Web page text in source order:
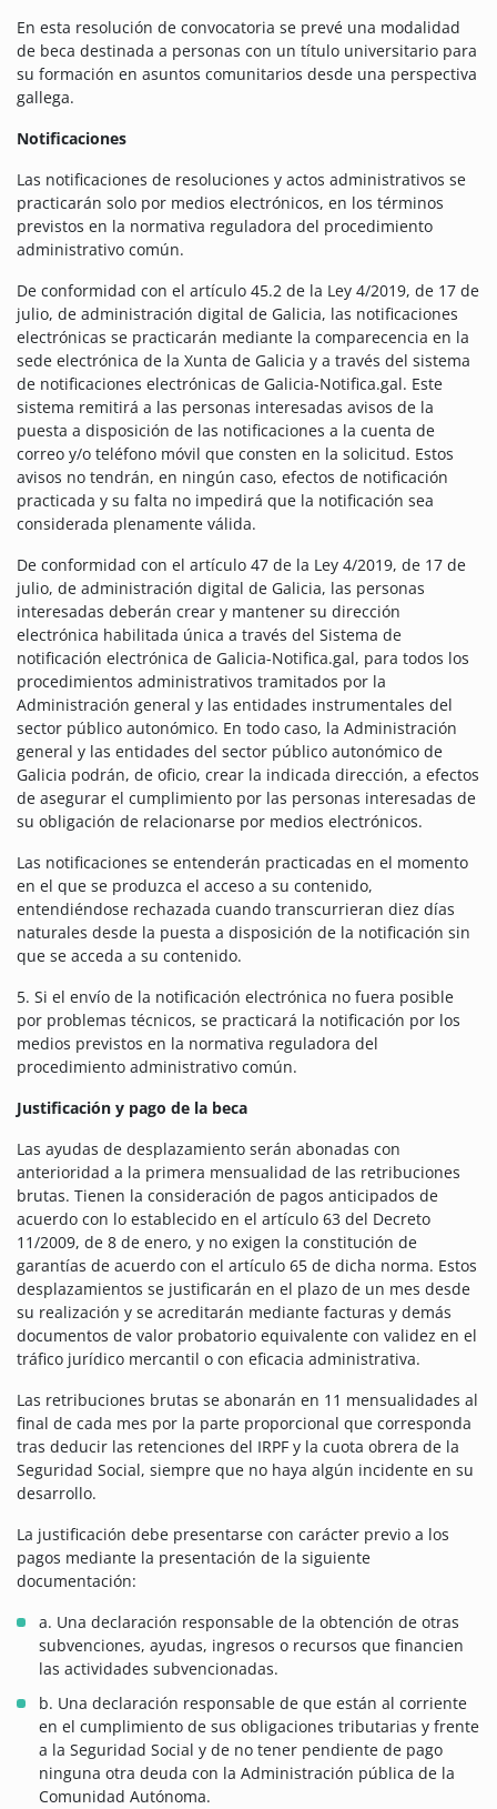
En esta resolución de convocatoria se prevé una modalidad
de beca destinada a personas con un título universitario para
su formación en asuntos comunitarios desde una perspectiva
gallega.
Notificaciones
Las notificaciones de resoluciones y actos administrativos se
practicarán solo por medios electrónicos, en los términos
previstos en la normativa reguladora del procedimiento
administrativo común.
De conformidad con el artículo 45.2 de la Ley 4/2019, de 17 de
julio, de administración digital de Galicia, las notificaciones
electrónicas se practicarán mediante la comparecencia en la
sede electrónica de la Xunta de Galicia y a través del sistema
de notificaciones electrónicas de Galicia-Notifica.gal. Este
sistema remitirá a las personas interesadas avisos de la
puesta a disposición de las notificaciones a la cuenta de
correo y/o teléfono móvil que consten en la solicitud. Estos
avisos no tendrán, en ningún caso, efectos de notificación
practicada y su falta no impedirá que la notificación sea
considerada plenamente válida.
De conformidad con el artículo 47 de la Ley 4/2019, de 17 de
julio, de administración digital de Galicia, las personas
interesadas deberán crear y mantener su dirección
electrónica habilitada única a través del Sistema de
notificación electrónica de Galicia-Notifica.gal, para todos los
procedimientos administrativos tramitados por la
Administración general y las entidades instrumentales del
sector público autonómico. En todo caso, la Administración
general y las entidades del sector público autonómico de
Galicia podrán, de oficio, crear la indicada dirección, a efectos
de asegurar el cumplimiento por las personas interesadas de
su obligación de relacionarse por medios electrónicos.
Las notificaciones se entenderán practicadas en el momento
en el que se produzca el acceso a su contenido,
entendiéndose rechazada cuando transcurrieran diez días
naturales desde la puesta a disposición de la notificación sin
que se acceda a su contenido.
5. Si el envío de la notificación electrónica no fuera posible
por problemas técnicos, se practicará la notificación por los
medios previstos en la normativa reguladora del
procedimiento administrativo común.
Justificación y pago de la beca
Las ayudas de desplazamiento serán abonadas con
anterioridad a la primera mensualidad de las retribuciones
brutas. Tienen la consideración de pagos anticipados de
acuerdo con lo establecido en el artículo 63 del Decreto
11/2009, de 8 de enero, y no exigen la constitución de
garantías de acuerdo con el artículo 65 de dicha norma. Estos
desplazamientos se justificarán en el plazo de un mes desde
su realización y se acreditarán mediante facturas y demás
documentos de valor probatorio equivalente con validez en el
tráfico jurídico mercantil o con eficacia administrativa.
Las retribuciones brutas se abonarán en 11 mensualidades al
final de cada mes por la parte proporcional que corresponda
tras deducir las retenciones del IRPF y la cuota obrera de la
Seguridad Social, siempre que no haya algún incidente en su
desarrollo.
La justificación debe presentarse con carácter previo a los
pagos mediante la presentación de la siguiente
documentación:
a. Una declaración responsable de la obtención de otras
subvenciones, ayudas, ingresos o recursos que financien
las actividades subvencionadas.
b. Una declaración responsable de que están al corriente
en el cumplimiento de sus obligaciones tributarias y frente
a la Seguridad Social y de no tener pendiente de pago
ninguna otra deuda con la Administración pública de la
Comunidad Autónoma.